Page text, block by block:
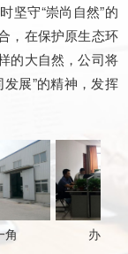
坚守“崇尚自然”的
，在保护原生态环
的大自然，公司将
展”的精神，发挥
办公场景